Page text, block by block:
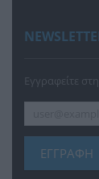
Εγγραφείτε
ΕΓΓΡΑΦΗ